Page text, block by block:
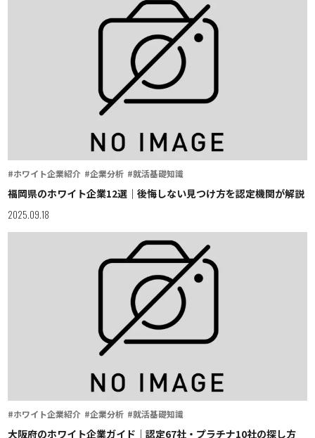
#ホワイト企業紹介 #企業分析 #就活基礎知識
福岡県のホワイト企業12選｜後悔しない見つけ方を認定機関が解説
2025.09.18
#ホワイト企業紹介 #企業分析 #就活基礎知識
大阪府のホワイト企業ガイド｜認定67社・プラチナ10社の探し方